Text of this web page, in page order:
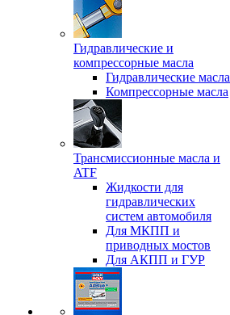
Гидравлические и
компрессорные масла
Гидравлические масла
Компрессорные масла
Трансмиссионные масла и
ATF
Жидкости для
гидравлических
систем автомобиля
Для МКПП и
приводных мостов
Для АКПП и ГУР